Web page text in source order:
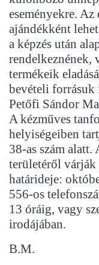
eseményekre.
ajándékként
a képzés után
rendelkeznének,
termékeik
bevételi forrásuk
Petőfi Sándor
A kézműves
helyiségeiben
38-as szám alatt.
területéről várják
határideje:
556-os
13 óráig, vagy
irodájában.
B.M.